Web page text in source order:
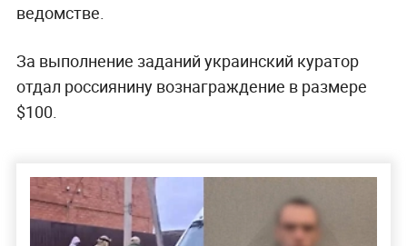
ведомстве.
За выполнение заданий украинский куратор
отдал россиянину вознаграждение в размере
$100.